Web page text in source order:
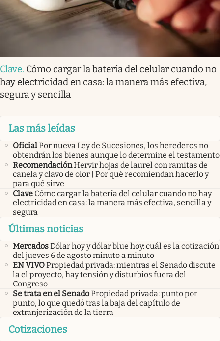
Clave. Cómo cargar la batería del celular cuando no
hay electricidad en casa: la manera más efectiva,
segura y sencilla
Las más leídas
OficialPor nueva Ley de Sucesiones, los herederos no
obtendrán los bienes aunque lo determine el testamento
RecomendaciónHervir hojas de laurel con ramitas de
canela y clavo de olor | Por qué recomiendan hacerlo y
para qué sirve
Clave Cómo cargar la batería del celular cuando no hay
electricidad en casa: la manera más efectiva, sencilla y
segura
Últimas noticias
MercadosDólar hoy y dólar blue hoy: cuál es la cotización
del jueves 6 de agosto minuto a minuto
EN VIVOPropiedad privada: mientras el Senado discute
la el proyecto, hay tensión y disturbios fuera del
Congreso
Se trata en el SenadoPropiedad privada: punto por
punto, lo que quedó tras la baja del capítulo de
extranjerización de la tierra
Cotizaciones